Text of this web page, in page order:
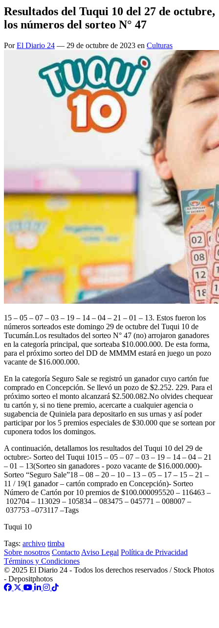
Resultados del Tuqui 10 del 27 de octubre,
los números del sorteo N° 47
PorEl Diario 24 — 29 de octubre de 2023 en Culturas
15 – 05 – 07 – 03 – 19 – 14 – 04 – 21 – 01 – 13. Estos fueron los
números sorteados este domingo 29 de octubre del Tuqui 10 de
Tucumán.Los resultados del sorteo N° 47 (no) arrojaron ganadores
en la categoría principal, que sorteaba $10.000.000. De esta forma,
para el próximo sorteo del DD de MMMM estará en juego un pozo
vacante de $16.000.000.
En la categoría Seguro Sale se registró un ganador cuyo cartón fue
comprado en Concepción. Se llevó un pozo de $2.252. 229. Para el
próximo sorteo el monto alcanzará $2.500.082.No olvides chequear
tu cartón y, si no tiene premio, acercarte a cualquier agencia o
sugabencia de Quiniela para depositarlo en sus urnas y así poder
participar por los 5 premios especiales de $30.000 que se sortean por
cuponera todos los domingos.
A continuación, detallamos los resultados del Tuqui 10 del 29 de
octubre:- Sorteo del Tuqui 1015 – 05 – 07 – 03 – 19 – 14 – 04 – 21
– 01 – 13(Sorteo sin ganadores - pozo vacante de $16.000.000)-
Sorteo “Seguro Sale”18 – 08 – 20 – 10 – 13 – 05 – 17 – 15 – 21 –
11 / 19(1 ganador – cartón comprado en Concepción)- Sorteo
Número de Cartón por 10 premios de $100.000095520 – 116463 –
102704 – 113029 – 105834 – 083475 – 045771 – 008007 –
037753 –073117 –Tags
Tuqui 10
Tags: archivo timba
Sobre nosotros Contacto Aviso Legal Política de Privacidad
Términos y Condiciones
© 2025 El Diario 24 - Todos los derechos reservados / Stock Photos
- Depositphotos